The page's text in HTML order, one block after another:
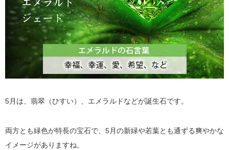
5月は、翡翠（ひすい）、エメラルドなどが誕生石です。
両方とも緑色が特長の宝石で、5月の新緑や若葉とも通ずる爽やかな
イメージがありますね。